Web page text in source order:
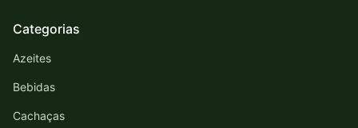
Categorias
Azeites
Bebidas
Cachaças